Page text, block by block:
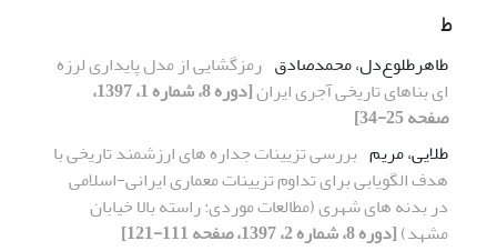
ط
طاهرطلوع‌دل، محمدصادق رمزگشایی از مدل پایداری لرزه
ای بناهای تاریخی آجری ایران
[دوره 8، شماره 1، 1397،
صفحه 25-34]
طلایی، مریم بررسی تزیینات جداره های ارزشمند تاریخی با
هدف الگویابی برای تداوم تزیینات معماری ایرانی-اسلامی
در بدنه های شهری (مطالعات موردی: راسته بالا خیابان
مشهد)[دوره 8، شماره 2، 1397، صفحه 111-121]